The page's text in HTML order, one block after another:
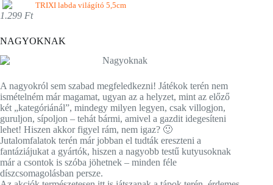
TRIXI labda világító 5,5cm
1.299 Ft
NAGYOKNAK
A nagyokról sem szabad megfeledkezni! Játékok terén nem
ismételném már magamat, ugyan az a helyzet, mint az előző
két „kategóriánál”, mindegy milyen legyen, csak villogjon,
guruljon, sípoljon – tehát bármi, amivel a gazdit idegesíteni
lehet! Hiszen akkor figyel rám, nem igaz? 🙂
Jutalomfalatok terén már jobban el tudták ereszteni a
fantáziájukat a gyártók, hiszen a nagyobb testű kutyusoknak
már a csontok is szóba jöhetnek – minden féle
díszcsomagolásban persze.